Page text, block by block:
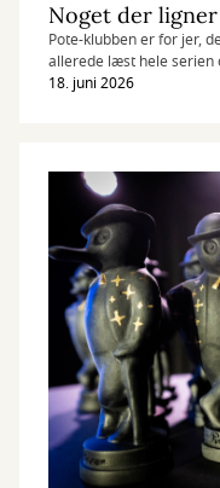
Noget der
Pote-klubben er for jer,
allerede læst hele serien
her, I finder noget, der
18. juni 2026